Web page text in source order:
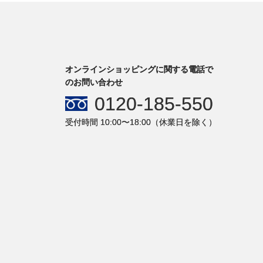
オンラインショッピングに関する電話で
のお問い合わせ
0120-185-550
受付時間 10:00〜18:00（休業日を除く）